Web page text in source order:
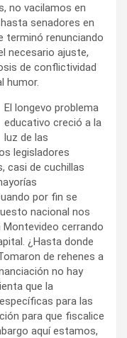
no vacilamos en
senadores en
terminó renunciando
necesario ajuste,
de conflictividad
humor.
El longevo problema
educativo creció a la
luz de las
legisladores
casi de cuchillas
por fin se
nacional nos
cerrando
¿Hasta donde
de rehenes a
no hay
que la
para las
para que fiscalice
aquí estamos,